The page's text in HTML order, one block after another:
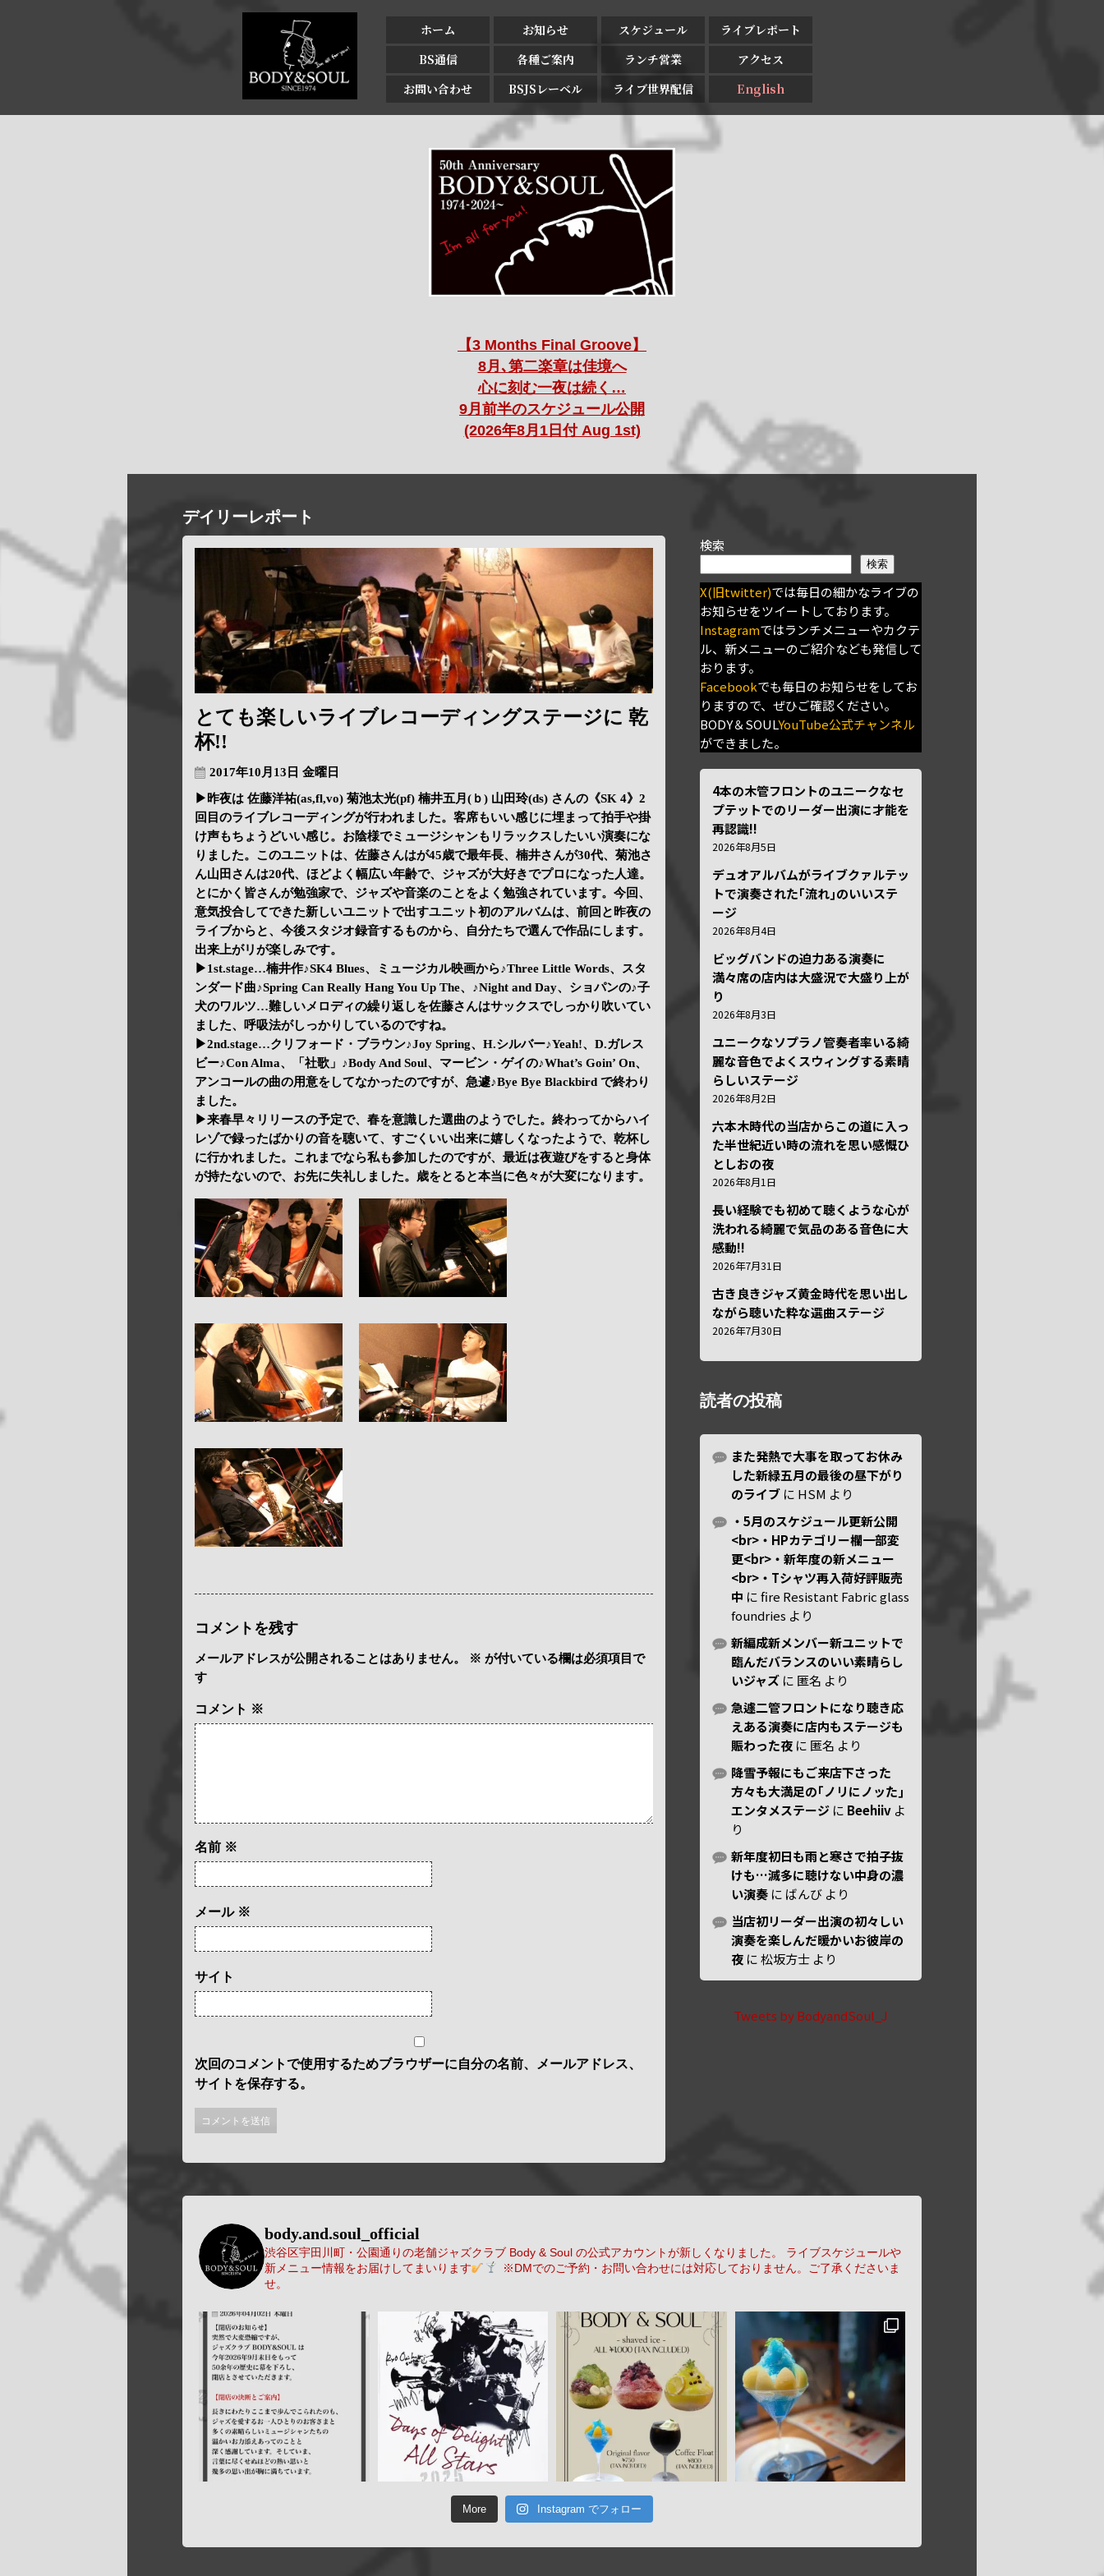
ホーム お知らせ スケジュール
ライブレポート
BS通信
各種ご案内 ランチ営業
アクセス
お問い合わせ
BSJSレーベル ライブ世界配信 English
【3 Months Final Groove】
8月､第二楽章は佳境へ
心に刻む一夜は続く…
9月前半のスケジュール公開
(2026年8月1日付 Aug 1st)
デイリーレポート
とても楽しいライブレコーディングステージに 乾
杯!!
2017年10月13日 金曜日
▶昨夜は 佐藤洋祐(as,fl,vo) 菊池太光(pf) 楠井五月(ｂ) 山田玲(ds) さんの《SK 4》2
回目のライブレコーディングが行われました。客席もいい感じに埋まって拍手や掛
け声もちょうどいい感じ。お陰様でミュージシャンもリラックスしたいい演奏にな
りました。このユニットは、佐藤さんはが45歳で最年長、楠井さんが30代、菊池さ
ん山田さんは20代、ほどよく幅広い年齢で、ジャズが大好きでプロになった人達。
とにかく皆さんが勉強家で、ジャズや音楽のことをよく勉強されています。今回、
意気投合してできた新しいユニットで出すユニット初のアルバムは、前回と昨夜の
ライブからと、今後スタジオ録音するものから、自分たちで選んで作品にします。
出来上がリが楽しみです。
▶1st.stage…楠井作♪SK4 Blues、ミュージカル映画から♪Three Little Words、スタ
ンダード曲♪Spring Can Really Hang You Up The、♪Night and Day、ショパンの♪子
犬のワルツ…難しいメロディの繰り返しを佐藤さんはサックスでしっかり吹いてい
ました、呼吸法がしっかりしているのですね。
▶2nd.stage…クリフォード・ブラウン♪Joy Spring、H.シルバー♪Yeah!、D.ガレス
ビー♪Con Alma、「社歌」♪Body And Soul、マービン・ゲイの♪What’s Goin’ On、
アンコールの曲の用意をしてなかったのですが、急遽♪Bye Bye Blackbird で終わり
ました。
▶来春早々リリースの予定で、春を意識した選曲のようでした。終わってからハイ
レゾで録ったばかりの音を聴いて、すごくいい出来に嬉しくなったようで、乾杯し
に行かれました。これまでなら私も参加したのですが、最近は夜遊びをすると身体
が持たないので、お先に失礼しました。歳をとると本当に色々が大変になります。
コメントを残す
メールアドレスが公開されることはありません。 ※ が付いている欄は必須項目で
す
コメント ※
名前 ※
メール ※
サイト
次回のコメントで使用するためブラウザーに自分の名前、メールアドレス、
サイトを保存する。
検索
検索
X(旧twitter)では毎日の細かなライブの
お知らせをツイートしております。
Instagramではランチメニューやカクテ
ル、新メニューのご紹介なども発信して
おります。
Facebookでも毎日のお知らせをしてお
りますので、ぜひご確認ください。
BODY＆SOULYouTube公式チャンネル
ができました。
4本の木管フロントのユニークなセ
プテットでのリーダー出演に才能を
再認識!!
2026年8月5日
デュオアルバムがライブクァルテッ
トで演奏された｢流れ｣のいいステ
ージ
2026年8月4日
ビッグバンドの迫力ある演奏に
満々席の店内は大盛況で大盛り上が
り
2026年8月3日
ユニークなソプラノ管奏者率いる綺
麗な音色でよくスウィングする素晴
らしいステージ
2026年8月2日
六本木時代の当店からこの道に入っ
た半世紀近い時の流れを思い感慨ひ
としおの夜
2026年8月1日
長い経験でも初めて聴くような心が
洗われる綺麗で気品のある音色に大
感動!!
2026年7月31日
古き良きジャズ黄金時代を思い出し
ながら聴いた粋な選曲ステージ
2026年7月30日
読者の投稿
また発熱で大事を取ってお休み
した新緑五月の最後の昼下がり
のライブ に HSM より
・5月のスケジュール更新公開
<br>・HPカテゴリー欄一部変
更<br>・新年度の新メニュー
<br>・Tシャツ再入荷好評販売
中 にfire Resistant Fabric glass
foundries より
新編成新メンバー新ユニットで
臨んだバランスのいい素晴らし
いジャズ に 匿名 より
急遽二管フロントになり聴き応
えある演奏に店内もステージも
賑わった夜 に 匿名 より
降雪予報にもご来店下さった
方々も大満足の｢ノリにノッた｣
エンタメステージ に Beehiiv よ
り
新年度初日も雨と寒さで拍子抜
けも…滅多に聴けない中身の濃
い演奏 に ばんび より
当店初リーダー出演の初々しい
演奏を楽しんだ暖かいお彼岸の
夜 に松坂方士 より
Tweets by BodyandSoul_J
body.and.soul_official
渋谷区宇田川町・公園通りの老舗ジャズクラブ Body & Soul の公式アカウントが新しくなりました。
ライブスケジュールや
新メニュー情報をお届けしてまいります
※DMでのご予約・お問い合わせには対応しておりません。ご了承くださいま
せ。
More Instagram でフォロー